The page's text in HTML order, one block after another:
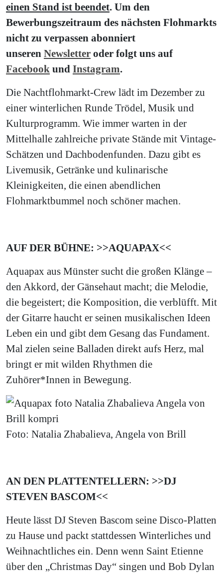
einen Stand ist beendet. Um den
Bewerbungszeitraum des nächsten Flohmarkts
nicht zu verpassen abonniert
unseren Newsletter oder folgt uns auf
Facebook und Instagram.
Die Nachtflohmarkt-Crew lädt im Dezember zu
einer winterlichen Runde Trödel, Musik und
Kulturprogramm. Wie immer warten in der
Mittelhalle zahlreiche private Stände mit Vintage-
Schätzen und Dachbodenfunden. Dazu gibt es
Livemusik, Getränke und kulinarische
Kleinigkeiten, die einen abendlichen
Flohmarktbummel noch schöner machen.
AUF DER BÜHNE: >>AQUAPAX<<
Aquapax aus Münster sucht die großen Klänge –
den Akkord, der Gänsehaut macht; die Melodie,
die begeistert; die Komposition, die verblüfft. Mit
der Gitarre haucht er seinen musikalischen Ideen
Leben ein und gibt dem Gesang das Fundament.
Mal zielen seine Balladen direkt aufs Herz, mal
bringt er mit wilden Rhythmen die
Zuhörer*Innen in Bewegung.
Foto: Natalia Zhabalieva, Angela von Brill
AN DEN PLATTENTELLERN: >>DJ
STEVEN BASCOM<<
Heute lässt DJ Steven Bascom seine Disco-Platten
zu Hause und packt stattdessen Winterliches und
Weihnachtliches ein. Denn wenn Saint Etienne
über den „Christmas Day“ singen und Bob Dylan